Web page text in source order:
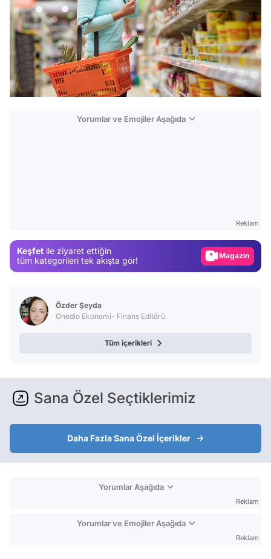
Yorumlar ve Emojiler Aşağıda
Reklam
Keşfet ile ziyaret ettiğin
tüm kategorileri tek akışta gör!
Video
Özder Şeyda
Onedio Ekonomi- Finans Editörü
Tüm içerikleri
Sana Özel Seçtiklerimiz
Daha Fazla Sana Özel İçerikler
Yorumlar Aşağıda
Reklam
Yorumlar ve Emojiler Aşağıda
Reklam